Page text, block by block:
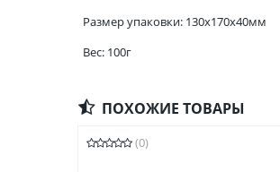
Размер упаковки: 130x170x40мм
Вес: 100г
ПОХОЖИЕ ТОВАРЫ
(0)